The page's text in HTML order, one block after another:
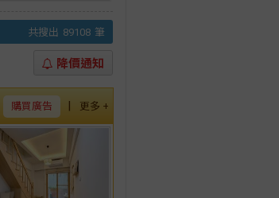
共搜出 89108 筆
降價通知
更多 +
|
購買廣告